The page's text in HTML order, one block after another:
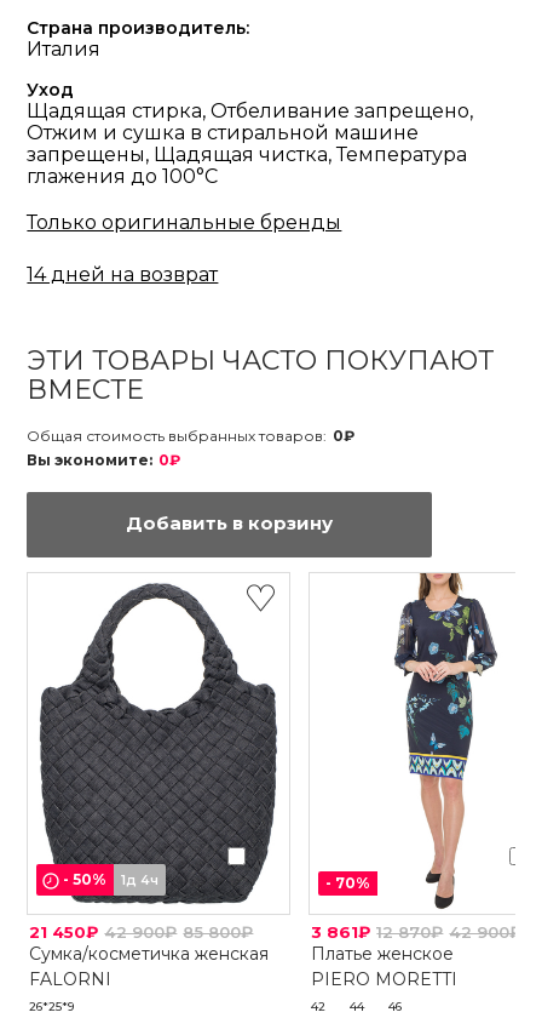
Страна производитель:
Италия
Уход
Щадящая стирка, Отбеливание запрещено,
Отжим и сушка в стиральной машине
запрещены, Щадящая чистка, Температура
глажения до 100°С
Только оригинальные бренды
14 дней на возврат
ЭТИ ТОВАРЫ ЧАСТО ПОКУПАЮТ
ВМЕСТЕ
Общая стоимость выбранных товаров: 0₽
Вы экономите: 0₽
Добавить в корзину
-50% 1д 4ч
21 450₽ 42 900₽ 85 800₽
Сумка/косметичка женская
FALORNI
26*25*9
- 70%
3 861₽ 12 870₽ 42 900₽
Платье женское
PIERO MORETTI
42 44 46